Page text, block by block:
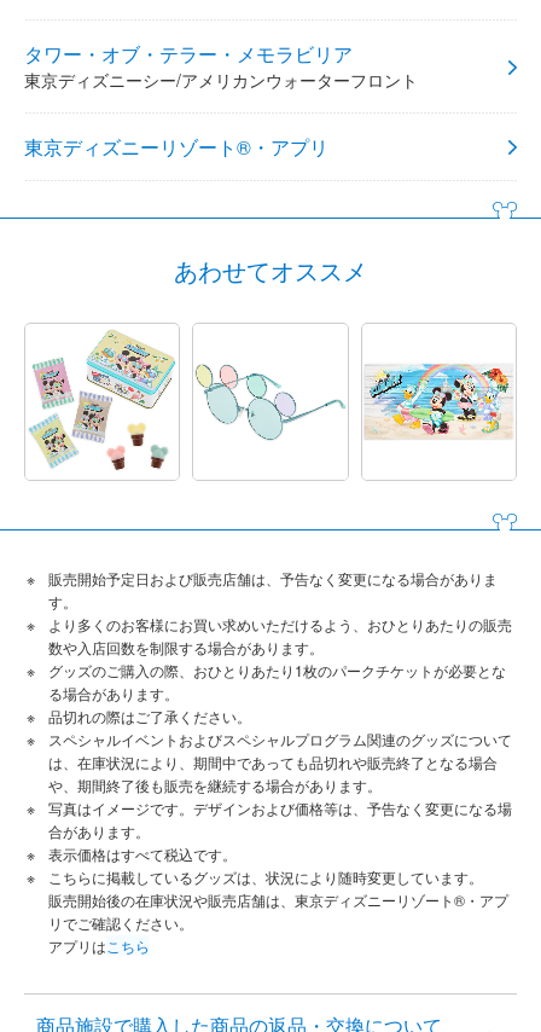
タワー・オブ・テラー・メモラビリア
東京ディズニーシー/アメリカンウォーターフロント
東京ディズニーリゾート®・アプリ
あわせてオススメ
販売開始予定日および販売店舗は、予告なく変更になる場合がありま
す。
より多くのお客様にお買い求めいただけるよう、おひとりあたりの販売
数や入店回数を制限する場合があります。
グッズのご購入の際、おひとりあたり1枚のパークチケットが必要とな
る場合があります。
品切れの際はご了承ください。
スペシャルイベントおよびスペシャルプログラム関連のグッズについて
は、在庫状況により、期間中であっても品切れや販売終了となる場合
や、期間終了後も販売を継続する場合があります。
写真はイメージです。デザインおよび価格等は、予告なく変更になる場
合があります。
表示価格はすべて税込です。
こちらに掲載しているグッズは、状況により随時変更しています。
販売開始後の在庫状況や販売店舗は、東京ディズニーリゾート®・アプ
リでご確認ください。
アプリは こちら
商品施設で購入した商品の返品・交換について